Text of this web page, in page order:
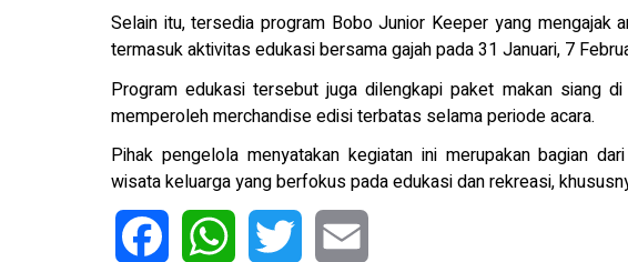
Selain itu, tersedia program Bobo Junior Keeper yang mengajak
termasuk aktivitas edukasi bersama gajah pada 31 Januari, 7
Program edukasi tersebut juga dilengkapi paket makan siang
memperoleh merchandise edisi terbatas selama periode acara.
Pihak pengelola menyatakan kegiatan ini merupakan bagian
wisata keluarga yang berfokus pada edukasi dan rekreasi,